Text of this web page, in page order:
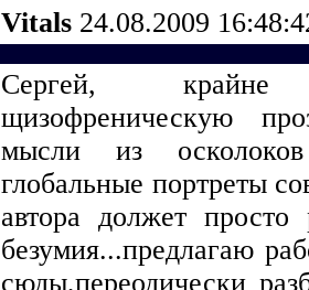
Vitals 24.08.2009
Сергей, крайне
щизофреническую
мысли из
глобальные портреты
автора должет
безумия...предлагаю
сюды,переодически